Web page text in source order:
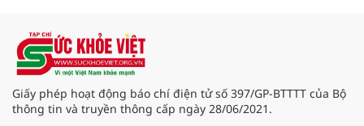
Giấy phép hoạt động báo chí điện tử số 397/GP-BTTTT của Bộ
thông tin và truyền thông cấp ngày 28/06/2021.